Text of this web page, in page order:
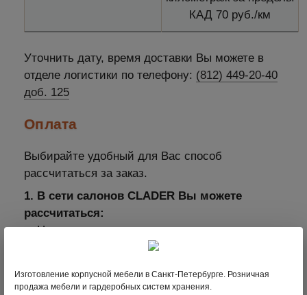
КАД 70 руб./км
Уточнить дату, время доставки Вы можете в
отделе логистики по телефону: (812) 449-20-40
доб. 125
Оплата
Выбирайте удобный для Вас способ
рассчитаться за заказ.
1. В сети салонов CLADER Вы можете
рассчитаться:
а.Наличными средствами.
Оплатить через терминал с помощью
пластиковой карты. Мы принимаем карты
платежных систем: МИР, VISA International,
Изготовление корпусной мебели в Санкт-Петербурге. Розничная
продажа мебели и гардеробных систем хранения.